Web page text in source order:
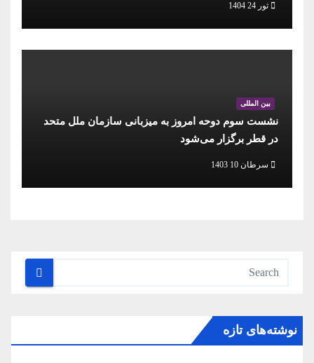
ثور 24 1404
بین المللی
نشست سوم دوحه امروز به میزبانی سازمان ملل متحد
در قطر برگزار می‌شود
سرطان 10 1403
نوشته‌های تازه